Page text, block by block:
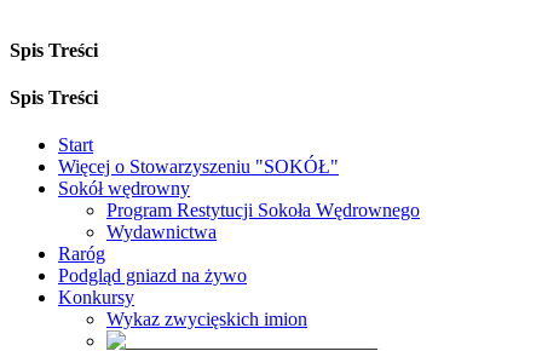
Spis Treści
Spis Treści
Start
Więcej o Stowarzyszeniu "SOKÓŁ"
Sokół wędrowny
Program Restytucji Sokoła Wędrownego
Wydawnictwa
Raróg
Podgląd gniazd na żywo
Konkursy
Wykaz zwycięskich imion